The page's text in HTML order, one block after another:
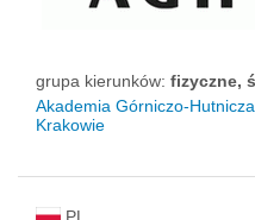
grupa kierunków: fizyczne,
Akademia Górniczo-
Krakowie